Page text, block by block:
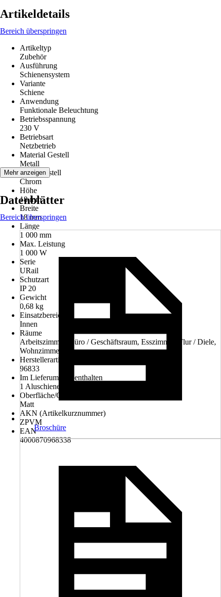
Artikeldetails
Bereich überspringen
Artikeltyp
Zubehör
Ausführung
Schienensystem
Variante
Schiene
Anwendung
Funktionale Beleuchtung
Betriebsspannung
230 V
Betriebsart
Netzbetrieb
Material Gestell
Metall
Farbe Gestell
Chrom
Höhe
18 mm
Breite
18 mm
Länge
1 000 mm
Max. Leistung
1 000 W
Serie
URail
Schutzart
IP 20
Gewicht
0,68 kg
Einsatzbereich
Innen
Räume
Arbeitszimmer, Büro / Geschäftsraum, Esszimmer, Flur / Diele,
Wohnzimmer
Herstellerartikelnummer
96833
Im Lieferumfang enthalten
1 Aluschiene, Montageanleitung
Oberfläche/Oberflächenbehandlung
Matt
AKN (Artikelkurznummer)
ZPVM
EAN
4000870968338
Mehr anzeigen
Datenblätter
Bereich überspringen
Broschüre